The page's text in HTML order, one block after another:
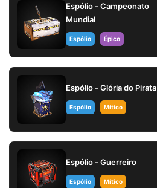
Espólio - Campeonato
Mundial
Espólio Épico
Espólio - Glória do Pirata
Espólio Mítico
Espólio - Guerreiro
Espólio Mítico